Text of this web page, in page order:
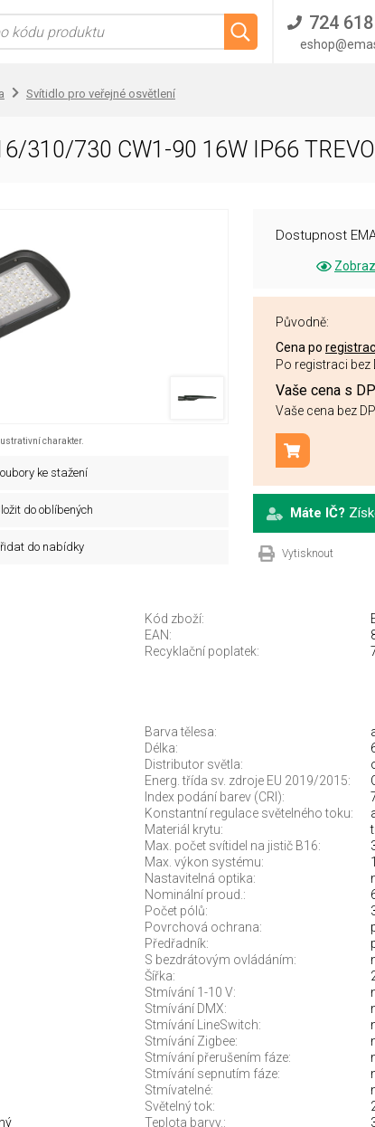
724
Svítidlo pro veřejné osvětlení
310/730 CW1-90 16W IP66
charakter.
ke stažení
do oblíbených
do nabídky
Dostupnost
Původně:
Cena po
Po registraci bez
Vaše cena s
Vaše cena bez
Přidat do
Máte IČ?
Vytisknout
Kód zboží:
EAN:
Recyklační poplatek:
Barva tělesa:
Délka:
Distributor světla:
Energ. třída sv. zdroje EU 2019/2015:
Index podání barev (CRI):
Konstantní regulace světelného toku:
Materiál krytu:
Max. počet svítidel na jistič B16:
Max. výkon systému:
Nastavitelná optika:
Nominální proud.:
Počet pólů:
Povrchová ochrana:
Předřadník:
S bezdrátovým ovládáním:
Šířka:
Stmívání 1-10 V:
Stmívání DMX:
Stmívání LineSwitch:
Stmívání Zigbee:
Stmívání přerušením fáze:
Stmívání sepnutím fáze:
Stmívatelné:
Světelný tok:
Teplota barvy.: